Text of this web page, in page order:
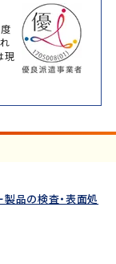
現
製品の検査・表面処